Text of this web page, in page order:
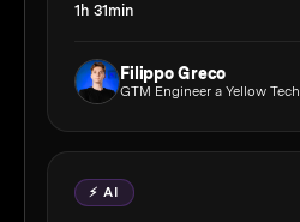
1h 31min
Filippo Greco
GTM Engineer a Yellow Tech
⚡ AI